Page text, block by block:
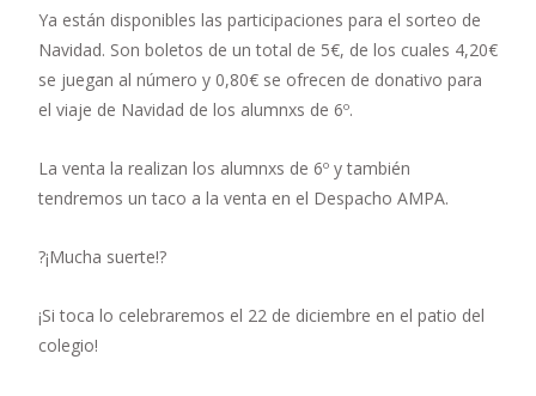
Ya están disponibles las participaciones para el sorteo de
Navidad. Son boletos de un total de 5€, de los cuales 4,20€
se juegan al número y 0,80€ se ofrecen de donativo para
el viaje de Navidad de los alumnxs de 6º.
La venta la realizan los alumnxs de 6º y también
tendremos un taco a la venta en el Despacho AMPA.
?¡Mucha suerte!?
¡Si toca lo celebraremos el 22 de diciembre en el patio del
colegio!